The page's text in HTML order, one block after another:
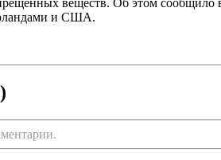
веществ. Об этом сообщило
и США.